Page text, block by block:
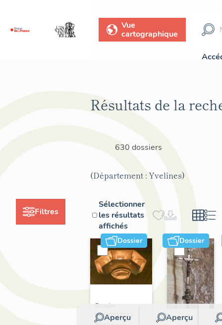
Vue
cartographique
Filtres
Résultats de la
630 dossiers
(Département : Yvelines)
Sélectionner
les résultats
affichés
Dossier
Aperçu
Dossier
IM78002723 |
Dossier
Aperçu